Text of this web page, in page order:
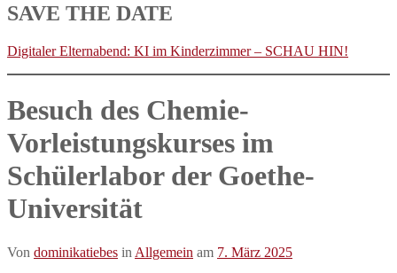
SAVE THE DATE
Digitaler Elternabend: KI im Kinderzimmer – SCHAU HIN!
Besuch des Chemie-
Vorleistungskurses im
Schülerlabor der Goethe-
Universität
Von dominikatiebes in Allgemein am 7. März 2025